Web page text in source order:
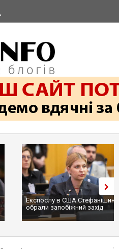
Експослу в США
обрали запобіжний захід